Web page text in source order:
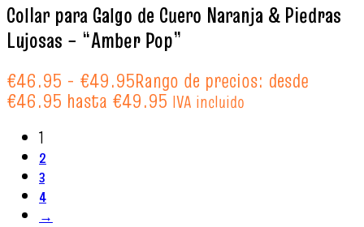
Collar para Galgo de Cuero Naranja & Piedras
Lujosas – “Amber Pop”
€46.95 - €49.95Rango de precios: desde
€46.95 hasta €49.95 IVA incluido
1
2
3
4
→